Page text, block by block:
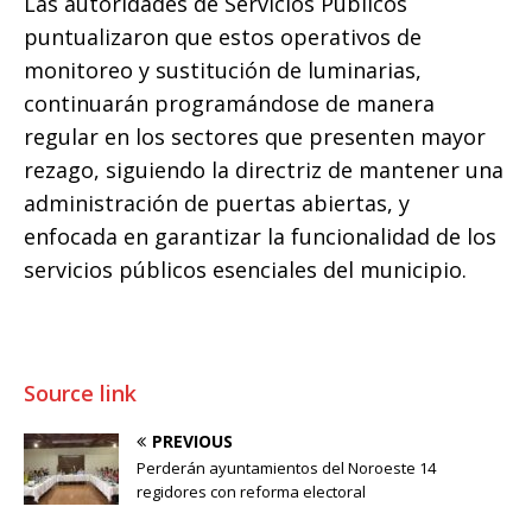
puntualizaron que estos operativos de
monitoreo y sustitución de luminarias,
continuarán programándose de manera
regular en los sectores que presenten mayor
rezago, siguiendo la directriz de mantener una
administración de puertas abiertas, y
enfocada en garantizar la funcionalidad de los
servicios públicos esenciales del municipio.
Source link
PREVIOUS
Perderán ayuntamientos del Noroeste 14
regidores con reforma electoral